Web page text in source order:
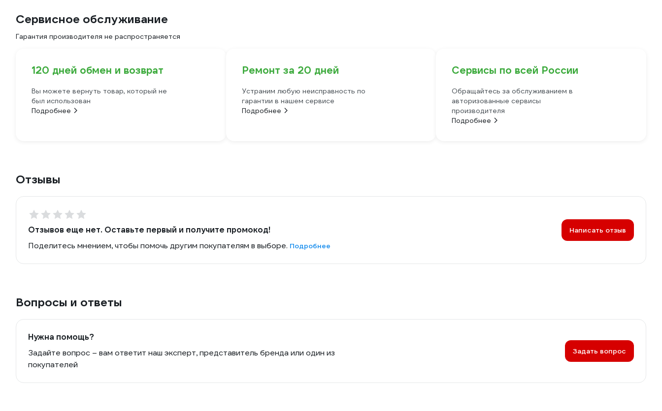
Сервисное обслуживание
Гарантия производителя не распространяется
120 дней обмен и возврат
Вы можете вернуть товар, который не
был использован
Подробнее
Ремонт за 20 дней
Устраним любую неисправность по
гарантии в нашем сервисе
Подробнее
Сервисы по всей России
Обращайтесь за обслуживанием в
авторизованные сервисы
производителя
Подробнее
Отзывы
Отзывов еще нет. Оставьте первый и получите промокод!
Поделитесь мнением, чтобы помочь другим покупателям в выборе. Подробнее
Написать отзыв
Вопросы и ответы
Нужна помощь?
Задайте вопрос – вам ответит наш эксперт, представитель бренда или один из
покупателей
Задать вопрос